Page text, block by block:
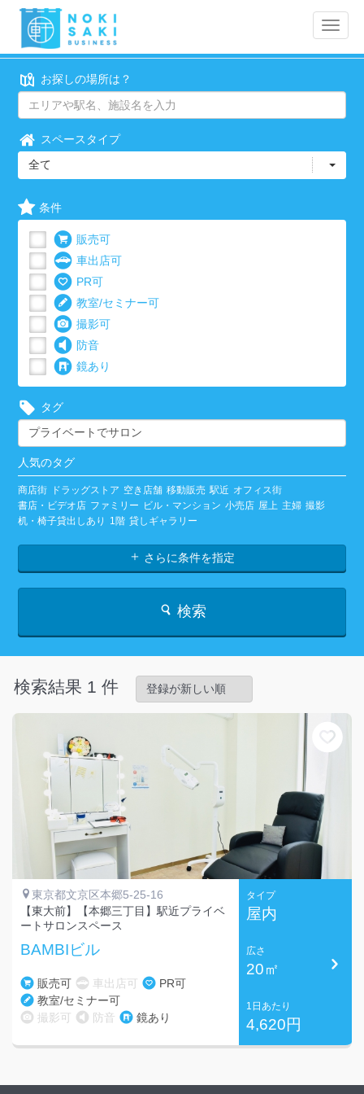
Toggle
お探しの場所は？
スペースタイプ
全て
条件
販売可
車出店可
PR可
教室/セミナー可
撮影可
防音
鏡あり
タグ
人気のタグ
商店街 ドラッグストア 空き店舗 移動販売 駅近 オフィス街
書店・ビデオ店 ファミリー ビル・マンション 小売店 屋上 主婦 撮影
机・椅子貸出しあり
1階 貸しギャラリー
さらに条件を指定
検索
検索結果 1 件
東京都文京区本郷5-25-16
【東大前】【本郷三丁目】駅近プライベ
ートサロンスペース
BAMBIビル
販売可 車出店可
PR可
教室/セミナー可
撮影可
防音 鏡あり
タイプ
屋内
広さ
20㎡
1日あたり
4,620円